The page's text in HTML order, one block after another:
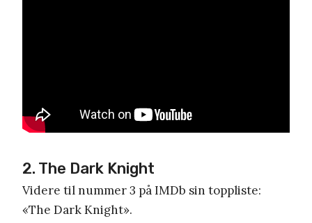
2. The Dark Knight
Videre til nummer 3 på IMDb sin toppliste:
«The Dark Knight».